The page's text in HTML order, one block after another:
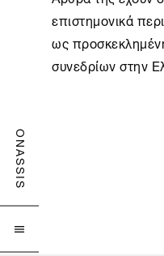
ONASSIS

επιστημονικά
ως
συνεδρίων στην